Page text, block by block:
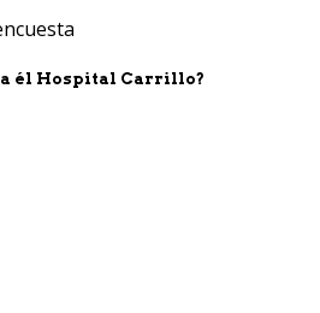
él Hospital Carrillo?